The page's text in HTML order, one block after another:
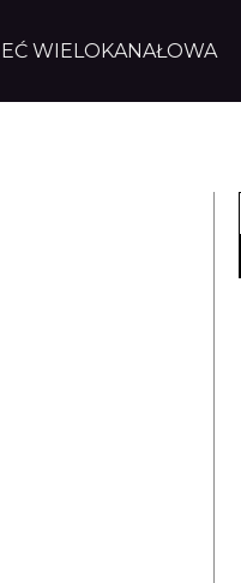
WIELOKANAŁOWA